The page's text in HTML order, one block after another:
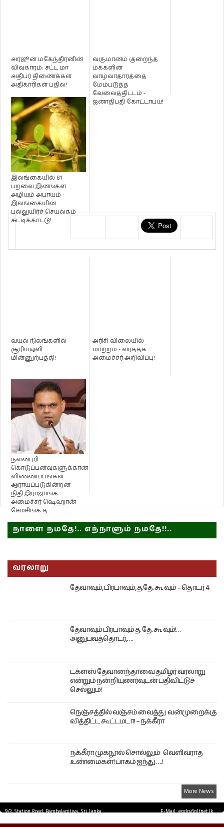
அர்ஜூன் மகேந்திரனின்
விவகாரம்: சட்ட மா
அதிபர் திணைக்கள
அதிகாரிகள் பதில்!
வருமானம் குறைந்த
மக்களின்
வாழ்வாதாரத்தை
மேம்படுத்த
வேலைத்திட்டம் -
ஜனாதிபதி கோட்டாபய!
இலங்கையில் 81
பறவை இனங்கள்
அழியும் அபாயம் -
இலங்கையின்
பல்லுயிர்ச் செயலகம்
சுட்டிக்காட்டு!
வயல் நிலங்களில்
சூரியஔி
மின்னுற்பத்தி!
அரிசி விலையில்
மாற்றம் - வர்த்தக
அமைச்சர் அறிவிப்பு!
நலன்புரி
கொடுப்பனவுகளுக்கான
விண்ணப்பங்கள்
ஆராயப்படுகின்றன -
நிதி இராஜாங்க
அமைச்சர் ஷெஹான்
சேமசிங்க த...
நாளை நமதே!.. எந்நாளும் நமதே!!..
வரலாறு
தேவாவும், பிரபாவும், த.தே. கூ வும் – தொடர் 4
தேவாவும் பிரபாவும் த. தே. கூ வும்!…
அனுபவத்தொடர்,….
டக்ளஸ் தேவானந்தாவை தமிழர் வரலாறு
என்றும் நன்றியுணர்வுடன் பதிவிட்டுச்
செல்லும்!
நெஞ்சத்தில் வஞ்சம் வைத்து வன்முறைக்கு
வித்திட்ட கூட்டமடா! – நக்கீரா
நக்கீரா முகநூல் சொல்லும் வெளிவராத
உண்மைகள்! பாகம் ஐந்து ….!
More News
9/3, Station Road, Bambalapitiya, Sri Lanka.
E-Mail: epdp@sltnet.lk